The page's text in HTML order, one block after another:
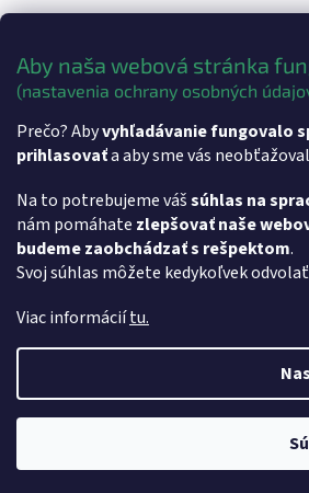
Aby naša webová stránka
(nastavenia ochrany osobných
Prečo? Abyvyhľadávanie fungovalo
prihlasovaťa aby sme vás
Na to potrebujeme vášsúhlas na
nám pomáhate zlepšovať naše
budeme zaobchádzať s rešpektom.
Svoj súhlas môžete kedykoľvek
Viac informáciítu.